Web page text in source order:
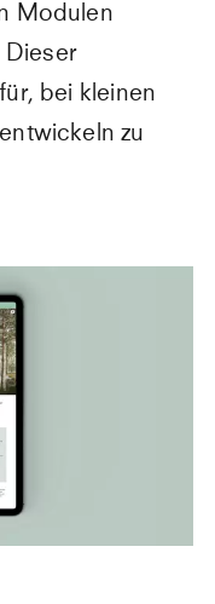
Modulen
Dieser
bei kleinen
zu